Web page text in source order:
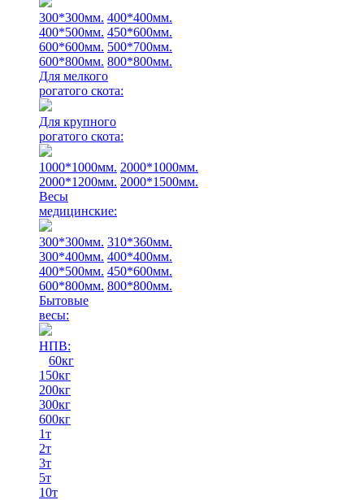
300*300мм. 400*400мм.
400*500мм. 450*600мм.
600*600мм. 500*700мм.
600*800мм. 800*800мм.
Для мелкого
рогатого скота:
Для крупного
рогатого скота:
1000*1000мм. 2000*1000мм.
2000*1200мм. 2000*1500мм.
Весы
медицинские:
300*300мм. 310*360мм.
300*400мм. 400*400мм.
400*500мм. 450*600мм.
600*800мм. 800*800мм.
Бытовые
весы:
НПВ:
60кг
150кг
200кг
300кг
600кг
1т
2т
3т
5т
10т